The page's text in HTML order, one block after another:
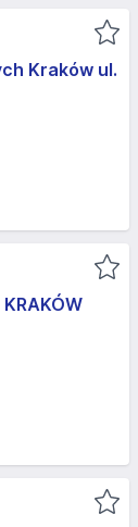
Kraków ul.